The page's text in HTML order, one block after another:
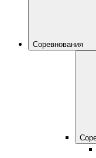
Соревнования